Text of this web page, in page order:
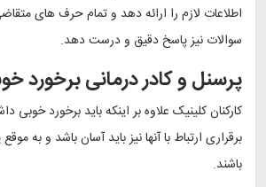
اطلاعات لازم را ارائه دهد و تمام حرف های
سوالات نیز پاسخ دقیق و درست دهد.
پرسنل و کادر درمانی برخورد
کارکنان کلینیک علاوه بر اینکه باید برخورد خوبی
برقراری ارتباط با آنها نیز باید آسان باشد و به
باشند.